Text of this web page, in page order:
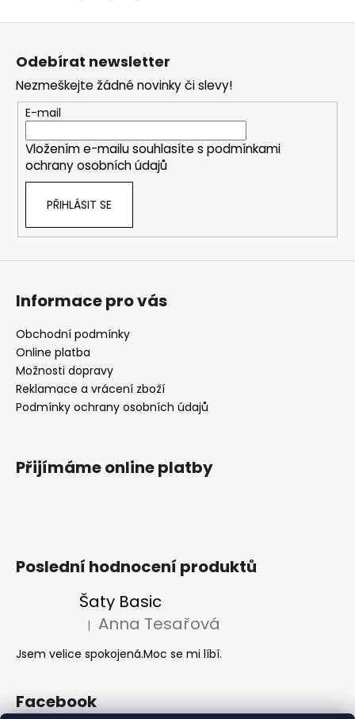
Z
Odebírat newsletter
Nezmeškejte žádné novinky či slevy!
E-mail
Vložením e-mailu souhlasíte s podmínkami
ochrany osobních údajů
PŘIHLÁSIT SE
Informace pro vás
Obchodní podmínky
Online platba
Možnosti dopravy
Reklamace a vrácení zboží
Podmínky ochrany osobních údajů
Přijímáme online platby
Poslední hodnocení produktů
Šaty Basic
Hodnocení produktu je 5 z 5 hvězdiček.
| Anna Tesařová
Jsem velice spokojená.Moc se mi líbí.
Facebook